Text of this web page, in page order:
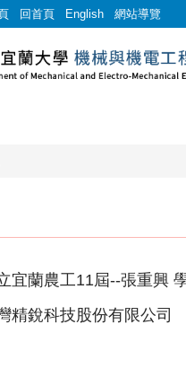
回首頁 English 網站導覽
宜蘭農工11屆--張重興
精銳科技股份有限公司